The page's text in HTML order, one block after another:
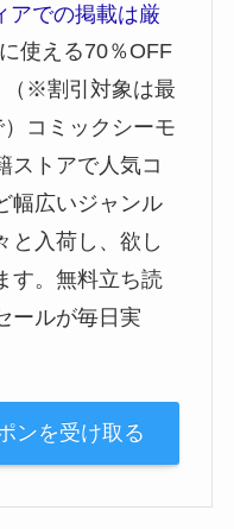
使える70％OFF
（※割引対象は最
コミックシーモ
ストアで人気コ
幅広いジャンル
と入荷し、欲し
す。無料立ち読
ールが毎日実
ンを受け取る